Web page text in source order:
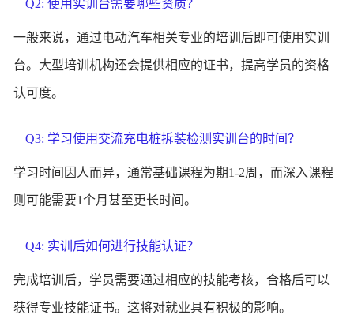
Q2: 使用实训台需要哪些资质？
一般来说，通过电动汽车相关专业的培训后即可使用实训
台。大型培训机构还会提供相应的证书，提高学员的资格
认可度。
Q3: 学习使用交流充电桩拆装检测实训台的时间？
学习时间因人而异，通常基础课程为期1-2周，而深入课程
则可能需要1个月甚至更长时间。
Q4: 实训后如何进行技能认证？
完成培训后，学员需要通过相应的技能考核，合格后可以
获得专业技能证书。这将对就业具有积极的影响。